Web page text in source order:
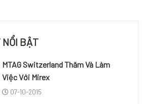
BẬT
MTAG Switzerland Thăm Và Làm
Việc Với Mirex
07-10-2015